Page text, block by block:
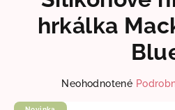
hrkálka
Priemerné
Neohodnotené